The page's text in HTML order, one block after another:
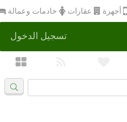
أجهزة عقارات خادمات وعمالة
تسجيل الدخول